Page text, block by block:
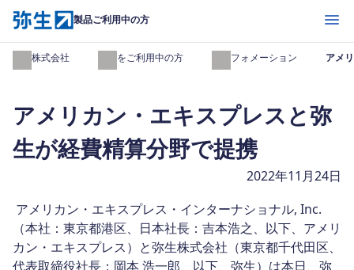
製品ご利用中の方 開く
弥生株式会社 製品をご利用中の方 インフォメーション アメ
アメリカン・エキスプレスと弥
生が経費精算分野で提携
2022年11月24日
アメリカン・エキスプレス・インターナショナル, Inc.
（本社：東京都港区、日本社長：吉本浩之、以下、アメリ
カン・エキスプレス）と弥生株式会社（東京都千代田区、
代表取締役社長：岡本 浩一郎、以下、弥生）は本日、弥